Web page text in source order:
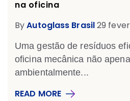
na oficina
ByAutoglass Brasil29
Uma gestão de resíduos
oficina mecânica não
ambientalmente...
READ MORE